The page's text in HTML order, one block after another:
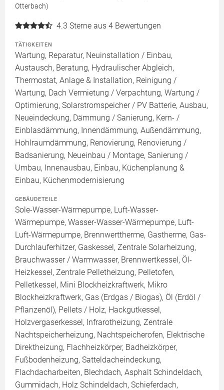
Otterbach)
4.3 Sterne aus 4 Bewertungen
TÄTIGKEITEN
Wartung, Reparatur, Neuinstallation / Einbau,
Austausch, Beratung, Hydraulischer Abgleich,
Thermostat, Anlage & Installation, Reinigung /
Wartung, Dach Vermietung / Verpachtung, Wartung /
Optimierung, Solarstromspeicher / PV Batterie, Ausbau,
Neueindeckung, Dämmung / Sanierung, Kern- /
Einblasdämmung, Innendämmung, Außendämmung,
Hohlraumdämmung, Renovierung, Renovierung /
Badsanierung, Neueinbau / Montage, Sanierung /
Umbau, Innenausbau, Einbau, Küchenplanung &
Einbau, Küchenmodernisierung
GEBÄUDETEILE
Sole-Wasser-Wärmepumpe, Luft-Wasser-
Wärmepumpe, Wasser-Wasser-Wärmepumpe, Luft-
Luft-Wärmepumpe, Brennwerttherme, Gastherme, Gas-
Durchlauferhitzer, Gaskessel, Zentrale Solarheizung,
Brauchwasser / Warmwasser, Brennwertkessel, Öl-
Heizkessel, Zentrale Pelletheizung, Pelletofen,
Pelletkessel, Mini Blockheizkraftwerk, Mikro
Blockheizkraftwerk, Gas (Erdgas / Biogas), Öl (Erdöl /
Pflanzenöl), Pellets / Holz, Hackgutkessel,
Holzvergaserkessel, Infrarotheizung, Zentrale
Nachtspeicherheizung, Nachtspeicherofen, Elektrische
Direktheizung, Flachheizkörper, Badheizkörper,
Fußbodenheizung, Satteldacheindeckung,
Flachdacharbeiten, Blechdach, Asphalt Schindeldach,
Gummidach, Holz Schindeldach, Schieferdach,